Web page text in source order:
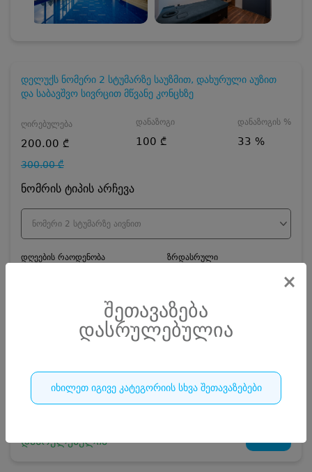
×
შეთავაზება
დასრულებულია
იხილეთ იგივე კატეგორიის სხვა შეთავაზებები
დელუქს ნომერი 2 სტუმარზე საუზმით, დახურული აუზით
და საბავშვო სივრცით მწვანე კონცხზე
ღირებულება
200.00 ₾
300.00 ₾
დანაზოგი
100 ₾
დანაზოგის %
33 %
ნომრის ტიპის არჩევა
ნომერი 2 სტუმარზე აივნით
დღეების რაოდენობა ზრდასრული
ჯავშნის კოდის ღირებულება
სრული ღირებულების გადახდა
ჯავშნის კოდი
20 ₾
დამატებითი საწოლი
კვება
0 ₾
დასრულებულია
დასრულებულია